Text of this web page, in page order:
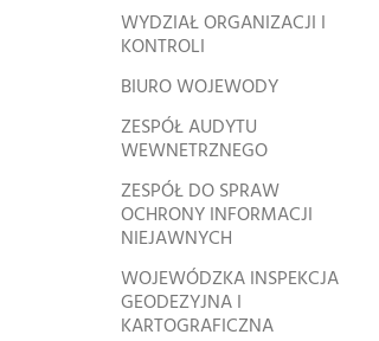
WYDZIAŁ ORGANIZACJI I
KONTROLI
BIURO WOJEWODY
ZESPÓŁ AUDYTU
WEWNETRZNEGO
ZESPÓŁ DO SPRAW
OCHRONY INFORMACJI
NIEJAWNYCH
WOJEWÓDZKA INSPEKCJA
GEODEZYJNA I
KARTOGRAFICZNA